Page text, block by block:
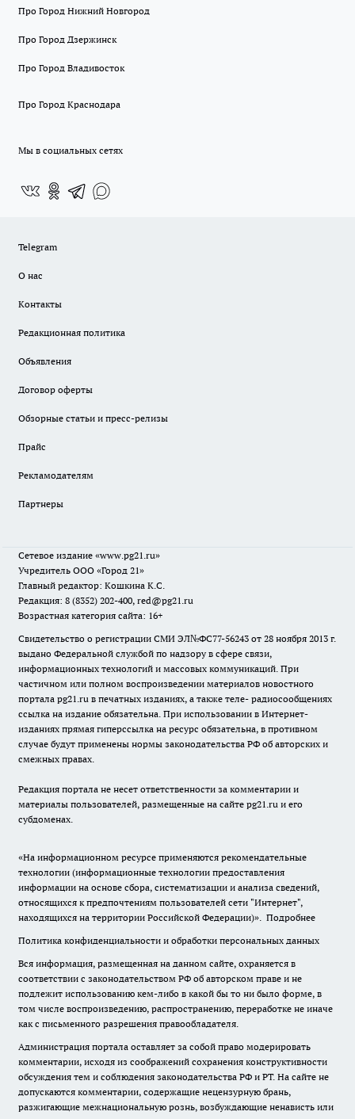
Про Город Нижний Новгород
Про Город Дзержинск
Про Город Владивосток
Про Город Краснодара
Мы в социальных сетях
Telegram
О нас
Контакты
Редакционная политика
Объявления
Договор оферты
Обзорные статьи и пресс-релизы
Прайс
Рекламодателям
Партнеры
Сетевое издание «www.pg21.ru»
Учредитель ООО «Город 21»
Главный редактор: Кошкина К.С.
Редакция: 8 (8352) 202-400, red@pg21.ru
Возрастная категория сайта: 16+
Свидетельство о регистрации СМИ ЭЛ№ФС77-56243 от 28 ноября 2013 г.
выдано Федеральной службой по надзору в сфере связи,
информационных технологий и массовых коммуникаций. При
частичном или полном воспроизведении материалов новостного
портала pg21.ru в печатных изданиях, а также теле- радиосообщениях
ссылка на издание обязательна. При использовании в Интернет-
изданиях прямая гиперссылка на ресурс обязательна, в противном
случае будут применены нормы законодательства РФ об авторских и
смежных правах.
Редакция портала не несет ответственности за комментарии и
материалы пользователей, размещенные на сайте pg21.ru и его
субдоменах.
«На информационном ресурсе применяются рекомендательные
технологии (информационные технологии предоставления
информации на основе сбора, систематизации и анализа сведений,
относящихся к предпочтениям пользователей сети "Интернет",
находящихся на территории Российской Федерации)». Подробнее
Политика конфиденциальности и обработки персональных данных
Вся информация, размещенная на данном сайте, охраняется в
соответствии с законодательством РФ об авторском праве и не
подлежит использованию кем-либо в какой бы то ни было форме, в
том числе воспроизведению, распространению, переработке не иначе
как с письменного разрешения правообладателя.
Администрация портала оставляет за собой право модерировать
комментарии, исходя из соображений сохранения конструктивности
обсуждения тем и соблюдения законодательства РФ и РТ. На сайте не
допускаются комментарии, содержащие нецензурную брань,
разжигающие межнациональную рознь, возбуждающие ненависть или